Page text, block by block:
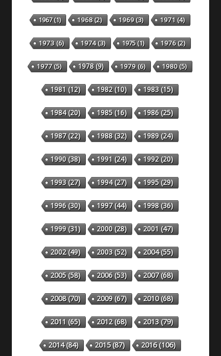
1967(1) 1968(2) 1969(3) 1971 (4)
1973(6) 1974(3) 1975(1) 1976(2)
1977(5) 1978(9) 1979(6) 1980(5)
1981 (12) 1982(10) 1983(15)
1984(20) 1985(16) 1986(25)
1987(22) 1988(32) 1989(24)
1990(38) 1991 (24) 1992(20)
1993(27) 1994(27) 1995(29)
1996(30) 1997(44) 1998(36)
1999(31) 2000(28) 2001 (47)
2002(49) 2003(52) 2004(55)
2005(58) 2006(53) 2007(68)
2008(70) 2009(67) 2010(68)
2011 (65) 2012(68) 2013(79)
2014(84) 2015(87) 2016(106)